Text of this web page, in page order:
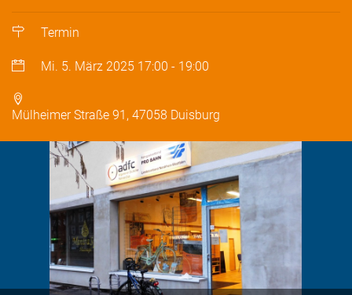
Termin
Mi. 5. März 2025 17:00 - 19:00
Mülheimer Straße 91, 47058 Duisburg